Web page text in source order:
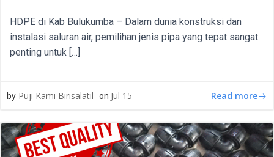
HDPE di Kab Bulukumba – Dalam dunia konstruksi dan
instalasi saluran air, pemilihan jenis pipa yang tepat sangat
penting untuk […]
by Puji Kami Birisalatil on Jul 15 Read more